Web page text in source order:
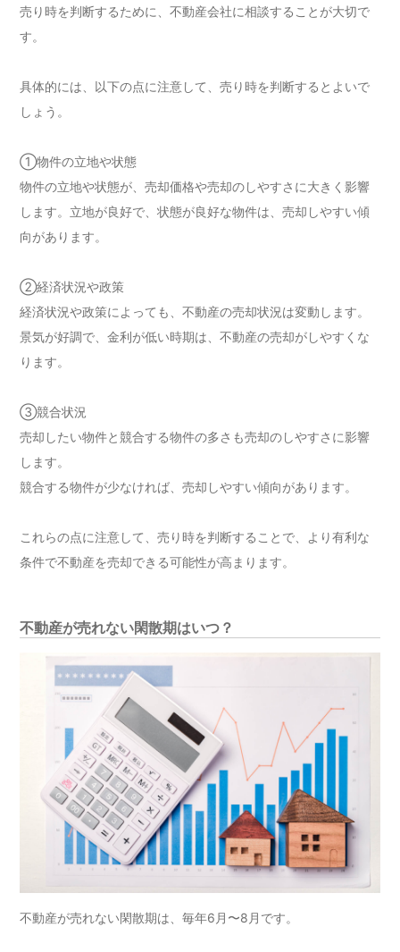
売り時を判断するために、不動産会社に相談することが大切で
す。
具体的には、以下の点に注意して、売り時を判断するとよいで
しょう。
①物件の立地や状態
物件の立地や状態が、売却価格や売却のしやすさに大きく影響
します。立地が良好で、状態が良好な物件は、売却しやすい傾
向があります。
②経済状況や政策
経済状況や政策によっても、不動産の売却状況は変動します。
景気が好調で、金利が低い時期は、不動産の売却がしやすくな
ります。
③競合状況
売却したい物件と競合する物件の多さも売却のしやすさに影響
します。
競合する物件が少なければ、売却しやすい傾向があります。
これらの点に注意して、売り時を判断することで、より有利な
条件で不動産を売却できる可能性が高まります。
不動産が売れない閑散期はいつ？
不動産が売れない閑散期は、毎年6月〜8月です。